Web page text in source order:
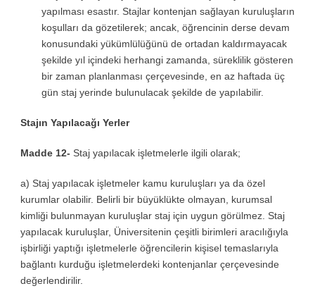
yapılması esastır. Stajlar kontenjan sağlayan kuruluşların
koşulları da gözetilerek; ancak, öğrencinin derse devam
konusundaki yükümlülüğünü de ortadan kaldırmayacak
şekilde yıl içindeki herhangi zamanda, süreklilik gösteren
bir zaman planlanması çerçevesinde, en az haftada üç
gün staj yerinde bulunulacak şekilde de yapılabilir.
Stajın Yapılacağı Yerler
Madde 12- Staj yapılacak işletmelerle ilgili olarak;
a) Staj yapılacak işletmeler kamu kuruluşları ya da özel
kurumlar olabilir. Belirli bir büyüklükte olmayan, kurumsal
kimliği bulunmayan kuruluşlar staj için uygun görülmez. Staj
yapılacak kuruluşlar, Üniversitenin çeşitli birimleri aracılığıyla
işbirliği yaptığı işletmelerle öğrencilerin kişisel temaslarıyla
bağlantı kurduğu işletmelerdeki kontenjanlar çerçevesinde
değerlendirilir.